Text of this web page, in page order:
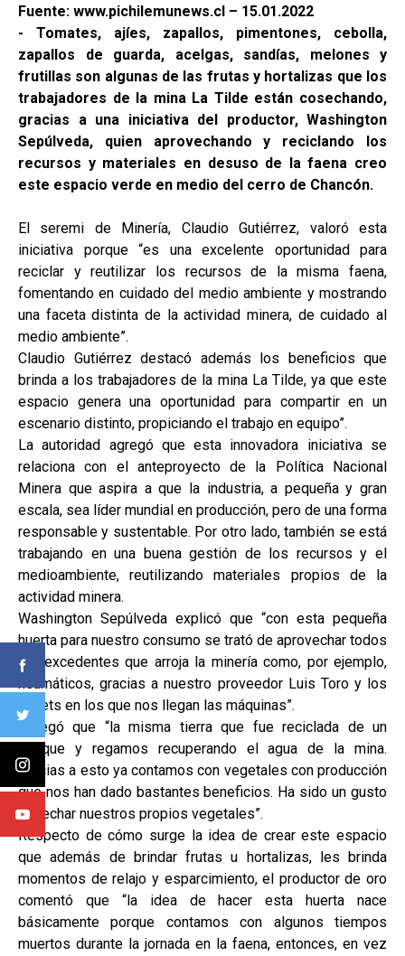
Fuente: www.pichilemunews.cl – 15.01.2022
- Tomates, ajíes, zapallos, pimentones, cebolla,
zapallos de guarda, acelgas, sandías, melones y
frutillas son algunas de las frutas y hortalizas que los
trabajadores de la mina La Tilde están cosechando,
gracias a una iniciativa del productor, Washington
Sepúlveda, quien aprovechando y reciclando los
recursos y materiales en desuso de la faena creo
este espacio verde en medio del cerro de Chancón.
El seremi de Minería, Claudio Gutiérrez, valoró esta
iniciativa porque “es una excelente oportunidad para
reciclar y reutilizar los recursos de la misma faena,
fomentando en cuidado del medio ambiente y mostrando
una faceta distinta de la actividad minera, de cuidado al
medio ambiente”.
Claudio Gutiérrez destacó además los beneficios que
brinda a los trabajadores de la mina La Tilde, ya que este
espacio genera una oportunidad para compartir en un
escenario distinto, propiciando el trabajo en equipo”.
La autoridad agregó que esta innovadora iniciativa se
relaciona con el anteproyecto de la Política Nacional
Minera que aspira a que la industria, a pequeña y gran
escala, sea líder mundial en producción, pero de una forma
responsable y sustentable. Por otro lado, también se está
trabajando en una buena gestión de los recursos y el
medioambiente, reutilizando materiales propios de la
actividad minera.
Washington Sepúlveda explicó que “con esta pequeña
huerta para nuestro consumo se trató de aprovechar todos
los excedentes que arroja la minería como, por ejemplo,
neumáticos, gracias a nuestro proveedor Luis Toro y los
pallets en los que nos llegan las máquinas”.
Agregó que “la misma tierra que fue reciclada de un
tranque y regamos recuperando el agua de la mina.
Gracias a esto ya contamos con vegetales con producción
que nos han dado bastantes beneficios. Ha sido un gusto
cosechar nuestros propios vegetales”.
Respecto de cómo surge la idea de crear este espacio
que además de brindar frutas u hortalizas, les brinda
momentos de relajo y esparcimiento, el productor de oro
comentó que “la idea de hacer esta huerta nace
básicamente porque contamos con algunos tiempos
muertos durante la jornada en la faena, entonces, en vez